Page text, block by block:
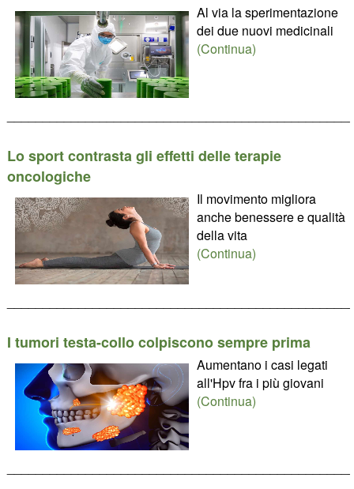
Al via la sperimentazione
dei due nuovi medicinali
(Continua)
Lo sport contrasta gli effetti delle terapie
oncologiche
Il movimento migliora
anche benessere e qualità
della vita
(Continua)
I tumori testa-collo colpiscono sempre prima
Aumentano i casi legati
all'Hpv fra i più giovani
(Continua)